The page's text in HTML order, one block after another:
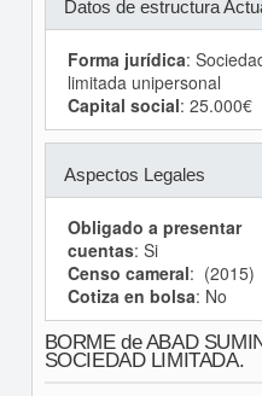
Datos de estructura
Forma jurídica:
limitada unipersonal
Capital social: 25.000€
Aspectos Legales
Obligado a presentar
cuentas: Si
Censo cameral: (2015)
Cotiza en bolsa: No
BORME de ABAD
SOCIEDAD LIMITADA.